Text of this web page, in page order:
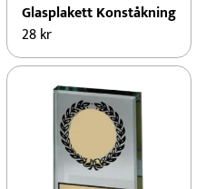
Glasplakett Konståkning
28kr